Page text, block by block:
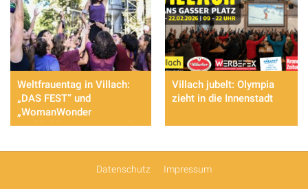
Weltfrauentag in Villach:
„DAS FEST“ und
„WomanWonder
Weiblichkeit – AWAKEN“
Villach jubelt: Olympia
zieht in die Innenstadt
Datenschutz Impressum